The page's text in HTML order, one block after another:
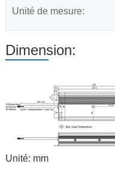
Unité de mesure:
Dimension:
Unité: mm